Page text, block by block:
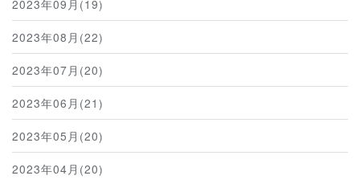
2023年09月(19)
2023年08月(22)
2023年07月(20)
2023年06月(21)
2023年05月(20)
2023年04月(20)